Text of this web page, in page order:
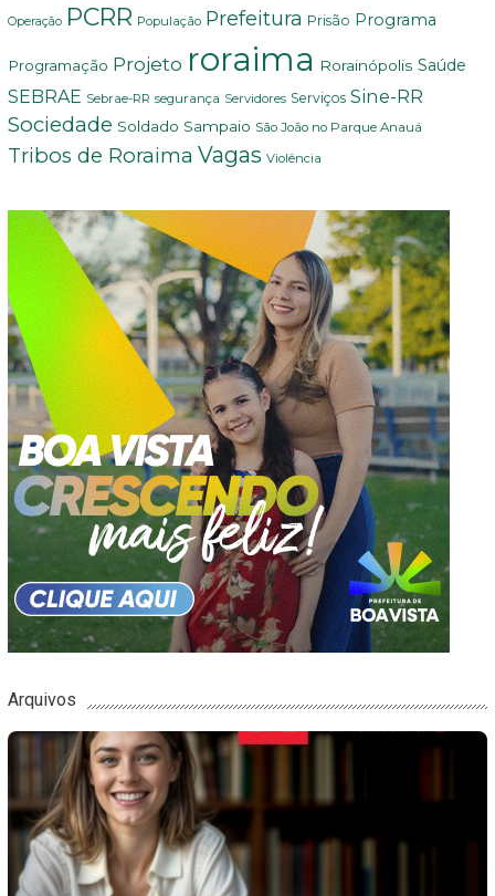
Operação PCRR População Prefeitura Prisão Programa
Programação Projeto roraima Rorainópolis Saúde
SEBRAE Sebrae-RR segurança Servidores Serviços Sine-RR
Sociedade Soldado Sampaio São João no Parque Anauá
Tribos de Roraima Vagas Violência
Arquivos